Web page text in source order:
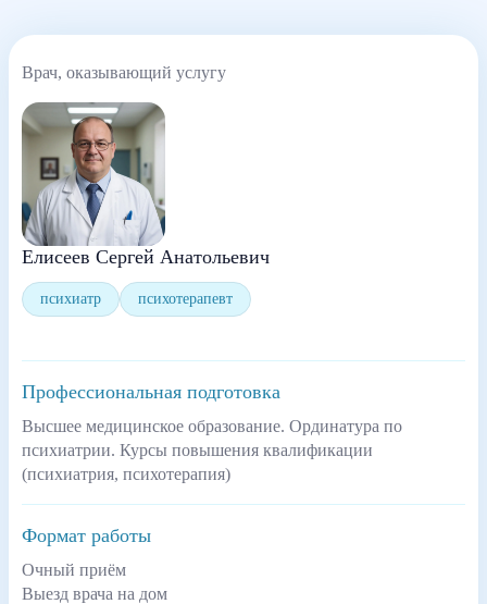
Врач, оказывающий услугу
Елисеев Сергей Анатольевич
психиатр психотерапевт
Профессиональная подготовка
Высшее медицинское образование. Ординатура по
психиатрии. Курсы повышения квалификации
(психиатрия, психотерапия)
Формат работы
Очный приём
Выезд врача на дом